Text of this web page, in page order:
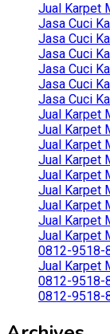
Jual Karpet
Jasa Cuci
Jasa Cuci
Jasa Cuci
Jasa Cuci
Jasa Cuci
Jasa Cuci
Jual Karpet
Jual Karpet
Jual Karpet
Jual Karpet
Jual Karpet
Jual Karpet
Jual Karpet
Jual Karpet
Jual Karpet
0812-9518-
Jual Karpet
0812-9518-
0812-9518-